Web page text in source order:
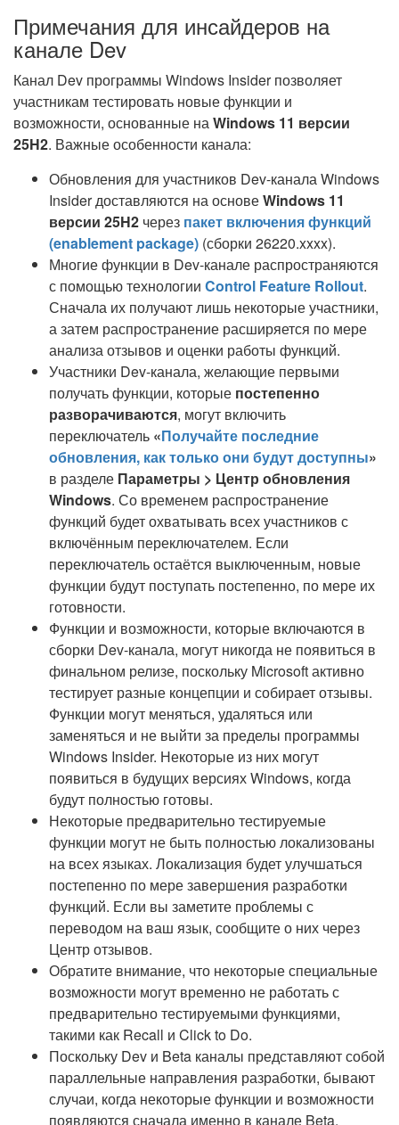
Примечания для инсайдеров на
канале Dev
Канал Dev программы Windows Insider позволяет
участникам тестировать новые функции и
возможности, основанные наWindows 11 версии
25H2. Важные особенности канала:
Обновления для участников Dev-канала Windows
Insider доставляются на основеWindows 11
версии 25H2 через пакет включения функций
(enablement package) (сборки 26220.xxxx).
Многие функции в Dev-канале распространяются
с помощью технологии Control Feature Rollout.
Сначала их получают лишь некоторые участники,
а затем распространение расширяется по мере
анализа отзывов и оценки работы функций.
Участники Dev-канала, желающие первыми
получать функции, которые постепенно
разворачиваются, могут включить
переключатель «Получайте последние
обновления, как только они будут доступны»
в разделе Параметры > Центр обновления
Windows. Со временем распространение
функций будет охватывать всех участников с
включённым переключателем. Если
переключатель остаётся выключенным, новые
функции будут поступать постепенно, по мере их
готовности.
Функции и возможности, которые включаются в
сборки Dev-канала, могут никогда не появиться в
финальном релизе, поскольку Microsoft активно
тестирует разные концепции и собирает отзывы.
Функции могут меняться, удаляться или
заменяться и не выйти за пределы программы
Windows Insider. Некоторые из них могут
появиться в будущих версиях Windows, когда
будут полностью готовы.
Некоторые предварительно тестируемые
функции могут не быть полностью локализованы
на всех языках. Локализация будет улучшаться
постепенно по мере завершения разработки
функций. Если вы заметите проблемы с
переводом на ваш язык, сообщите о них через
Центр отзывов.
Обратите внимание, что некоторые специальные
возможности могут временно не работать с
предварительно тестируемыми функциями,
такими как Recall и Click to Do.
Поскольку Dev и Beta каналы представляют собой
параллельные направления разработки, бывают
случаи, когда некоторые функции и возможности
появляются сначала именно в канале Beta.